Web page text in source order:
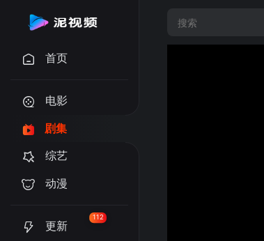
首页
电影
剧集
综艺
动漫
更新
112